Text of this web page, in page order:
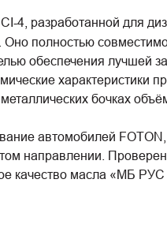
4, разработанной для
Оно полностью
обеспечения лучшей
бочках
автомобилей
направлении.
качество масла «МБ